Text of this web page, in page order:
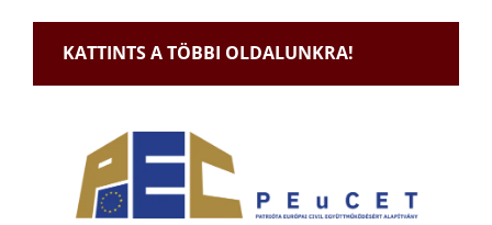
KATTINTS A TÖBBI OLDALUNKRA!